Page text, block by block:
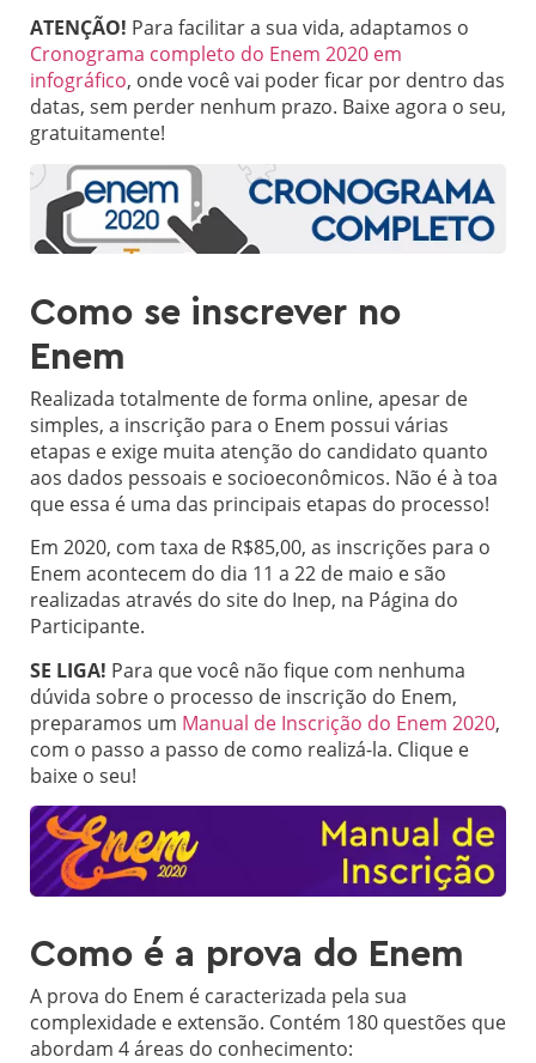
ATENÇÃO! Para facilitar a sua vida, adaptamos o
Cronograma completo do Enem 2020 em
infográfico, onde você vai poder ficar por dentro das
datas, sem perder nenhum prazo. Baixe agora o seu,
gratuitamente!
Como se inscrever no
Enem
Realizada totalmente de forma online, apesar de
simples, a inscrição para o Enem possui várias
etapas e exige muita atenção do candidato quanto
aos dados pessoais e socioeconômicos. Não é à toa
que essa é uma das principais etapas do processo!
Em 2020, com taxa de R$85,00, as inscrições para o
Enem acontecem do dia 11 a 22 de maio e são
realizadas através do site do Inep, na Página do
Participante.
SE LIGA! Para que você não fique com nenhuma
dúvida sobre o processo de inscrição do Enem,
preparamos um Manual de Inscrição do Enem 2020,
com o passo a passo de como realizá-la. Clique e
baixe o seu!
Como é a prova do Enem
A prova do Enem é caracterizada pela sua
complexidade e extensão. Contém 180 questões que
abordam 4 áreas do conhecimento: